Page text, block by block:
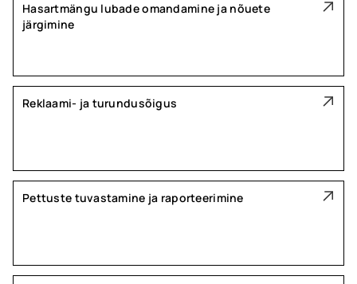
Hasartmängu lubade omandamine ja nõuete
järgimine
Reklaami- ja turundusõigus
Pettuste tuvastamine ja raporteerimine